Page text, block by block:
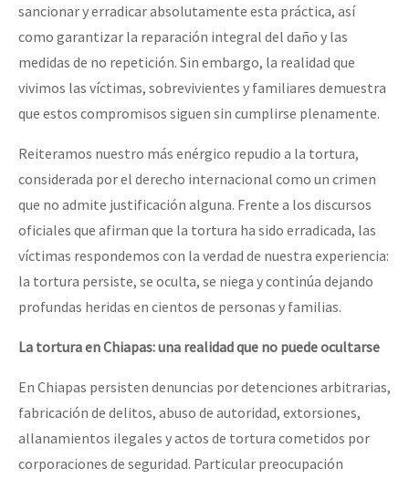
sancionar y erradicar absolutamente esta práctica, así
como garantizar la reparación integral del daño y las
medidas de no repetición. Sin embargo, la realidad que
vivimos las víctimas, sobrevivientes y familiares demuestra
que estos compromisos siguen sin cumplirse plenamente.
Reiteramos nuestro más enérgico repudio a la tortura,
considerada por el derecho internacional como un crimen
que no admite justificación alguna. Frente a los discursos
oficiales que afirman que la tortura ha sido erradicada, las
víctimas respondemos con la verdad de nuestra experiencia:
la tortura persiste, se oculta, se niega y continúa dejando
profundas heridas en cientos de personas y familias.
La tortura en Chiapas: una realidad que no puede ocultarse
En Chiapas persisten denuncias por detenciones arbitrarias,
fabricación de delitos, abuso de autoridad, extorsiones,
allanamientos ilegales y actos de tortura cometidos por
corporaciones de seguridad. Particular preocupación